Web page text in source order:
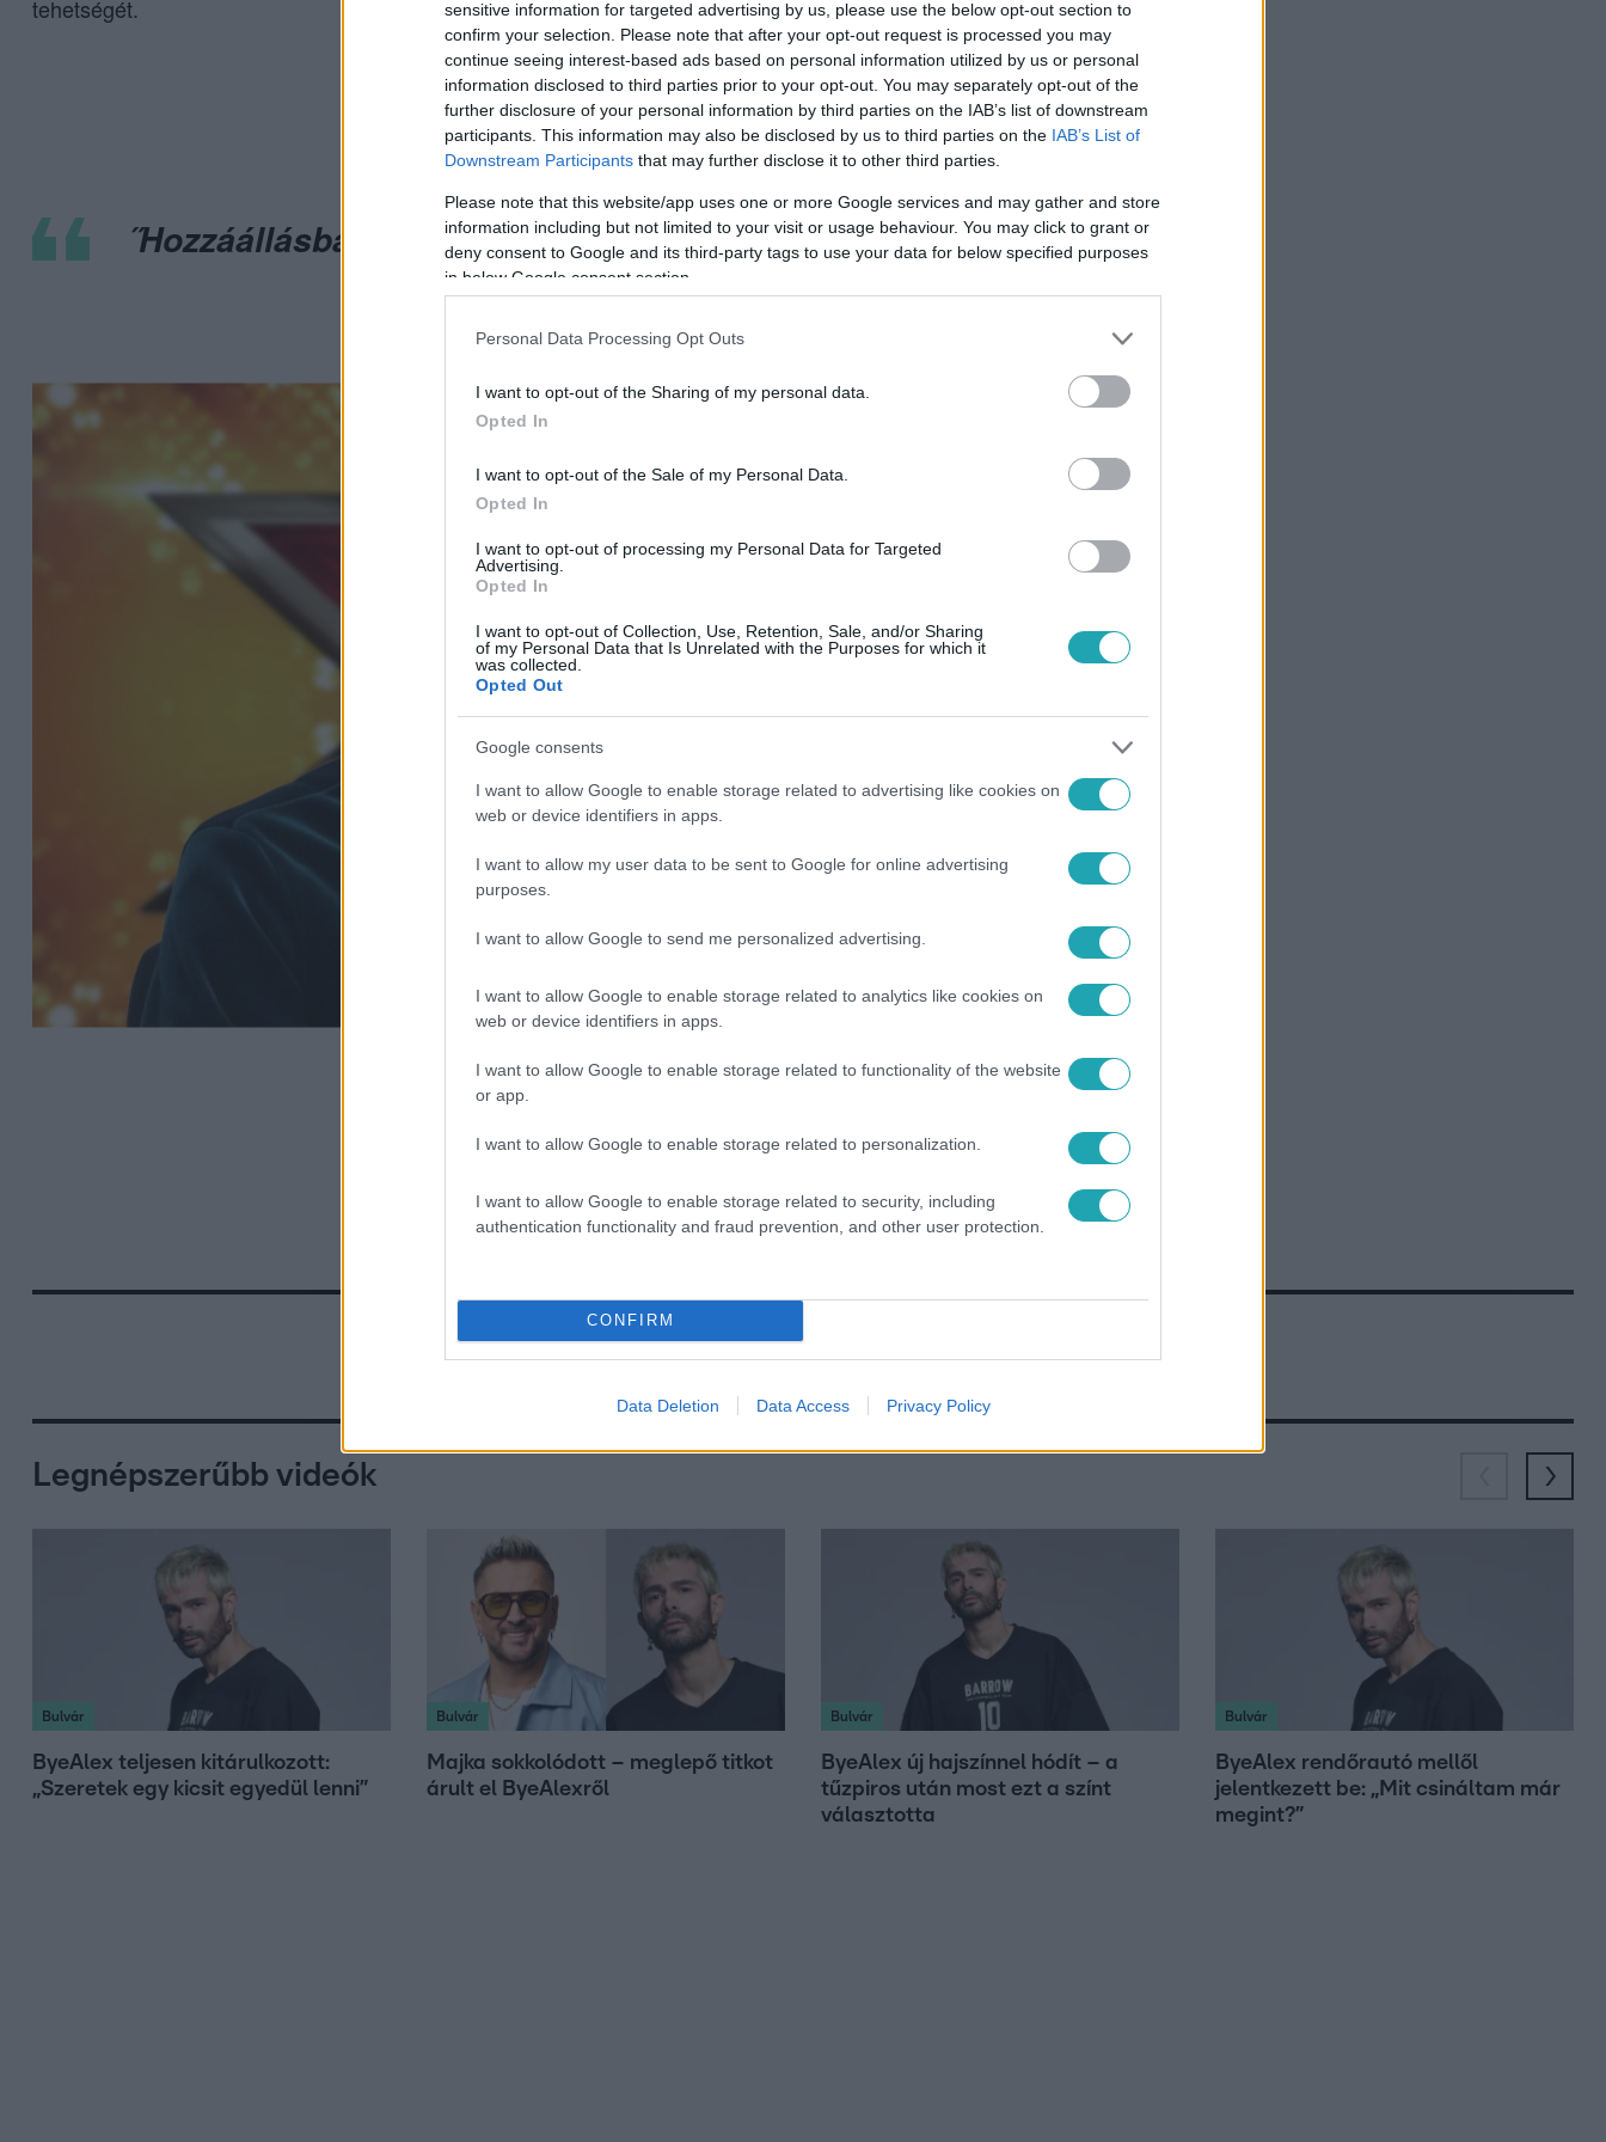
sensitive information for targeted advertising by us, please use the below opt-out section to
confirm your selection. Please note that after your opt-out request is processed you may
continue seeing interest-based ads based on personal information utilized by us or personal
information disclosed to third parties prior to your opt-out. You may separately opt-out of the
further disclosure of your personal information by third parties on the IAB’s list of downstream
participants. This information may also be disclosed by us to third parties on the IAB’s List of
Downstream Participants that may further disclose it to other third parties.
Please note that this website/app uses one or more Google services and may gather and store
information including but not limited to your visit or usage behaviour. You may click to grant or
deny consent to Google and its third-party tags to use your data for below specified purposes
in below Google consent section.
Personal Data Processing Opt Outs
I want to opt-out of the Sharing of my personal data.
Opted In
I want to opt-out of the Sale of my Personal Data.
Opted In
I want to opt-out of processing my Personal Data for Targeted
Advertising.
Opted In
I want to opt-out of Collection, Use, Retention, Sale, and/or Sharing
of my Personal Data that Is Unrelated with the Purposes for which it
was collected.
Opted Out
Google consents
I want to allow Google to enable storage related to advertising like cookies on
web or device identifiers in apps.
I want to allow my user data to be sent to Google for online advertising
purposes.
I want to allow Google to send me personalized advertising.
I want to allow Google to enable storage related to analytics like cookies on
web or device identifiers in apps.
I want to allow Google to enable storage related to functionality of the website
or app.
I want to allow Google to enable storage related to personalization.
I want to allow Google to enable storage related to security, including
authentication functionality and fraud prevention, and other user protection.
CONFIRM
Data Deletion Data Access Privacy Policy
tehetségét.
˝Hozzáállásban megváltoztatott az X-Faktor!˝
Legnépszerűbb videók
Bulvár
ByeAlex teljesen kitárulkozott:
„Szeretek egy kicsit egyedül lenni”
Bulvár
Majka sokkolódott – meglepő titkot
árult el ByeAlexről
Bulvár
ByeAlex új hajszínnel hódít – a
tűzpiros után most ezt a színt
választotta
Bulvár
ByeAlex rendőrautó mellől
jelentkezett be: „Mit csináltam már
megint?”